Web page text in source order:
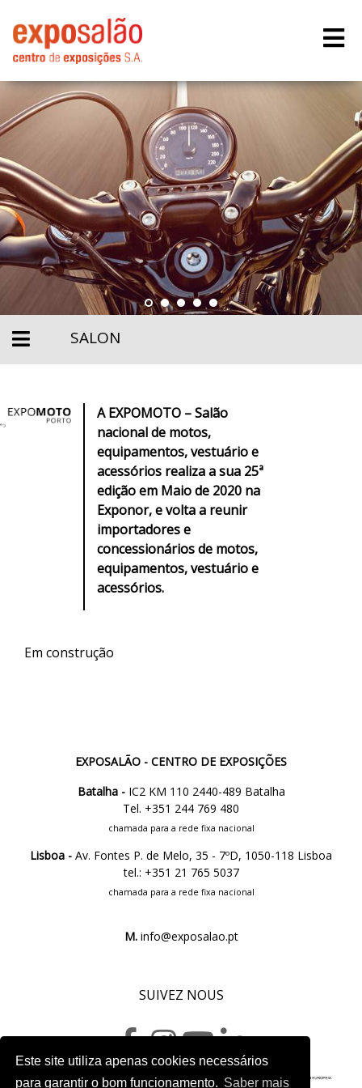
Este site utiliza apenas cookies necessários
para garantir o bom funcionamento. Saber mais
SALON
A EXPOMOTO – Salão
nacional de motos,
equipamentos, vestuário e
acessórios realiza a sua 25ª
edição em Maio de 2020 na
Exponor, e volta a reunir
importadores e
concessionários de motos,
equipamentos, vestuário e
acessórios.
Em construção
EXPOSALÃO - CENTRO DE EXPOSIÇÕES
Batalha -IC2 KM 110 2440-489 Batalha
Tel. +351 244 769 480
chamada para a rede fixa nacional
Lisboa - Av. Fontes P. de Melo, 35 - 7ºD, 1050-118 Lisboa
tel.: +351 21 765 5037
chamada para a rede fixa nacional
M.info@exposalao.pt
SUIVEZ NOUS